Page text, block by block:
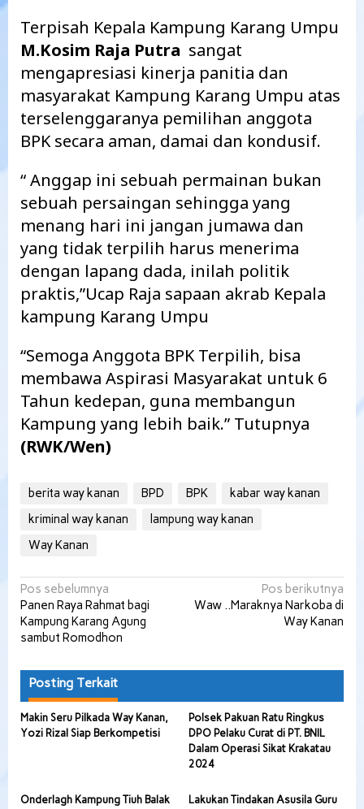
Terpisah Kepala Kampung Karang Umpu
M.Kosim Raja Putra sangat
mengapresiasi kinerja panitia dan
masyarakat Kampung Karang Umpu atas
terselenggaranya pemilihan anggota
BPK secara aman, damai dan kondusif.
“ Anggap ini sebuah permainan bukan
sebuah persaingan sehingga yang
menang hari ini jangan jumawa dan
yang tidak terpilih harus menerima
dengan lapang dada, inilah politik
praktis,”Ucap Raja sapaan akrab Kepala
kampung Karang Umpu
“Semoga Anggota BPK Terpilih, bisa
membawa Aspirasi Masyarakat untuk 6
Tahun kedepan, guna membangun
Kampung yang lebih baik.” Tutupnya
(RWK/Wen)
berita way kanan BPD BPK
kabar way kanan
kriminal way kanan
lampung way kanan
Way Kanan
Navigasi
pos
Pos sebelumnya
Panen Raya Rahmat bagi
Kampung Karang Agung
sambut Romodhon
Pos berikutnya
Waw ..Maraknya Narkoba di
Way Kanan
Posting Terkait
Makin Seru Pilkada Way Kanan,
Yozi Rizal Siap Berkompetisi
Polsek Pakuan Ratu Ringkus
DPO Pelaku Curat di PT. BNIL
Dalam Operasi Sikat Krakatau
2024
Onderlagh Kampung Tiuh Balak Lakukan Tindakan Asusila Guru